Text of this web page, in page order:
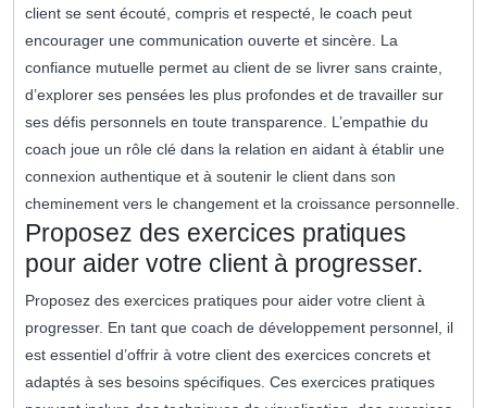
client se sent écouté, compris et respecté, le coach peut
encourager une communication ouverte et sincère. La
confiance mutuelle permet au client de se livrer sans crainte,
d’explorer ses pensées les plus profondes et de travailler sur
ses défis personnels en toute transparence. L’empathie du
coach joue un rôle clé dans la relation en aidant à établir une
connexion authentique et à soutenir le client dans son
cheminement vers le changement et la croissance personnelle.
Proposez des exercices pratiques
pour aider votre client à progresser.
Proposez des exercices pratiques pour aider votre client à
progresser. En tant que coach de développement personnel, il
est essentiel d’offrir à votre client des exercices concrets et
adaptés à ses besoins spécifiques. Ces exercices pratiques